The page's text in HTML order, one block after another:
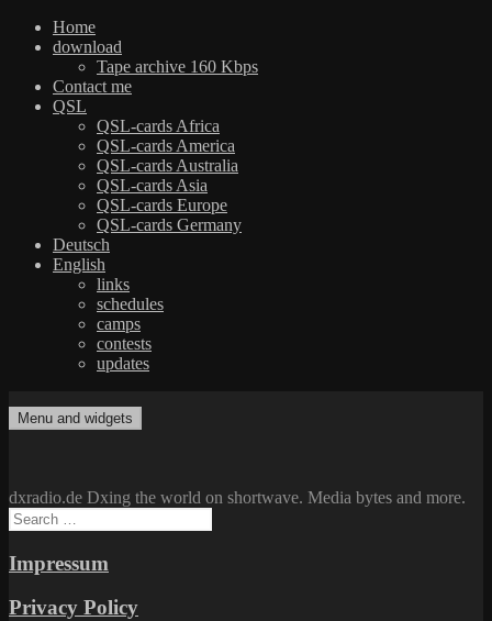
Home
download
Tape archive 160 Kbps
Contact me
QSL
QSL-cards Africa
QSL-cards America
QSL-cards Australia
QSL-cards Asia
QSL-cards Europe
QSL-cards Germany
Deutsch
English
links
schedules
camps
contests
updates
to
dxradio.de
DXing the world on shortwave
Menu and widgets
dxradio.de Dxing the world on shortwave. Media bytes and more.
Search
for:
Impressum
Privacy Policy